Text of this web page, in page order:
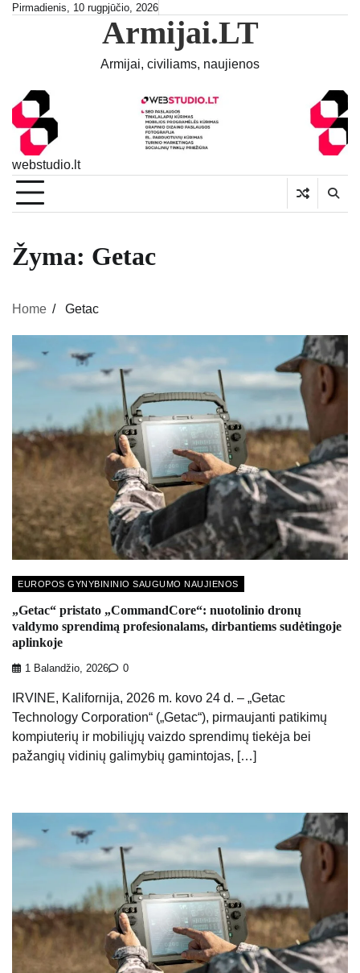
SkipPirmadienis, 10 rugpjūčio, 2026
Armijai.LT
Armijai, civiliams, naujienos
webstudio.lt
Žyma: Getac
Home Getac
EUROPOS GYNYBININIO SAUGUMO NAUJIENOS
„Getac“ pristato „CommandCore“: nuotolinio dronų
valdymo sprendimą profesionalams, dirbantiems sudėtingoje
aplinkoje
1 Balandžio, 2026 0
IRVINE, Kalifornija, 2026 m. kovo 24 d. – „Getac
Technology Corporation“ („Getac“), pirmaujanti patikimų
kompiuterių ir mobiliųjų vaizdo sprendimų tiekėja bei
pažangių vidinių galimybių gamintojas, […]